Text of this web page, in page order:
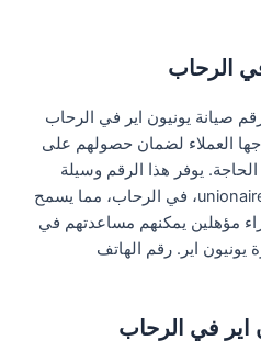
صيانة يونيون اير في الرحاب
العملاء لضمان حصولهم على
يوفر هذا الرقم وسيلة
سهلة للتواصل مع مركز صيانة unionaire، في الرحاب، مما يسمح
مؤهلين يمكنهم مساعدتهم في
اير. رقم الهاتف
اير في الرحاب